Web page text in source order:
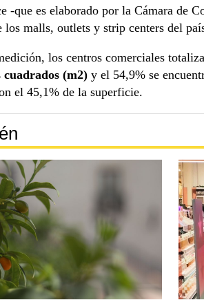
-que es elaborado por la Cámara de
los malls, outlets y strip centers del
los centros comerciales
(m2) y el 54,9% se
el 45,1% de la superficie.